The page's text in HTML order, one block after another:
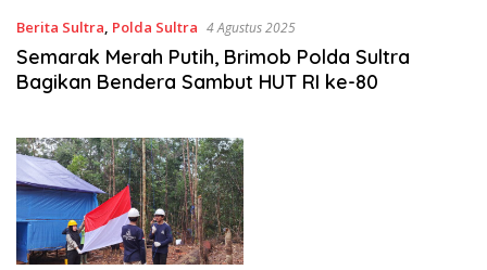
Berita Sultra, Polda Sultra 4 Agustus 2025
Semarak Merah Putih, Brimob Polda Sultra
Bagikan Bendera Sambut HUT RI ke-80